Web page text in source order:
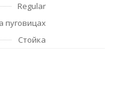
Regular
пуговицах
Стойка